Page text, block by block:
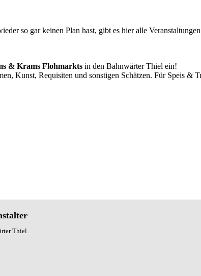
so gar keinen Plan hast, gibt es hier alle
& Krams Flohmarkts in den Bahnwärter Thiel ein!
Kunst, Requisiten und sonstigen Schätzen. Für Speis &
Thiel